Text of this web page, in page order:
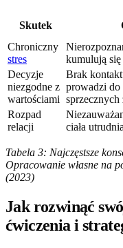
Skutek
Chroniczny
stres
kumulują się
Decyzje
niezgodne z
wartościami
Brak
prowadzi
sprzecznych
Rozpad
relacji
ciała
Tabela 3: Najczęstsze
Opracowanie własne na
(2023)
Jak rozwinąć
ćwiczenia i